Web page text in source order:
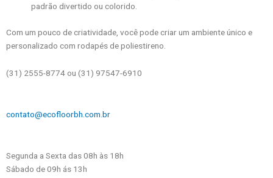
padrão divertido ou colorido.
Com um pouco de criatividade, você pode criar um ambiente único e
personalizado com rodapés de poliestireno.
(31) 2555-8774 ou (31) 97547-6910
contato@ecofloorbh.com.br
Segunda a Sexta das 08h às 18h
Sábado de 09h ás 13h